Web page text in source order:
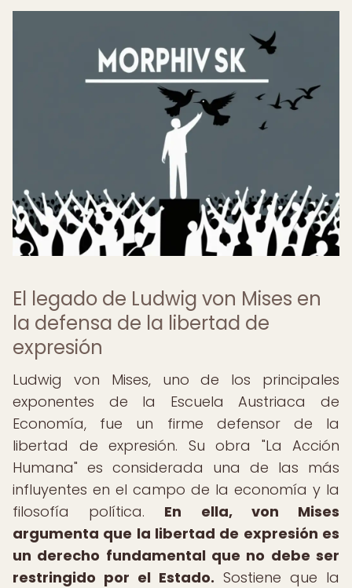
El legado de Ludwig von Mises en
la defensa de la libertad de
expresión
Ludwig von Mises, uno de los principales
exponentes de la Escuela Austriaca de
Economía, fue un firme defensor de la
libertad de expresión. Su obra "La Acción
Humana" es considerada una de las más
influyentes en el campo de la economía y la
filosofía política. En ella, von Mises
argumenta que la libertad de expresión es
un derecho fundamental que no debe ser
restringido por el Estado. Sostiene que la